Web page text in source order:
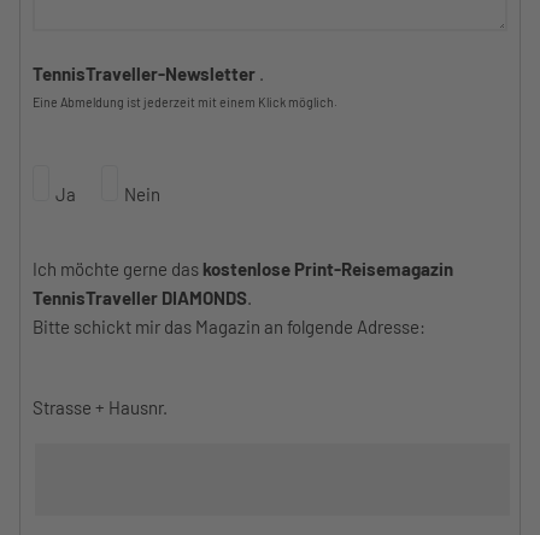
TennisTraveller-Newsletter
Eine Abmeldung ist jederzeit mit einem Klick möglich.
Ja Nein
Ich möchte gerne das kostenlose Print-Reisemagazin
TennisTraveller DIAMONDS.
Bitte schickt mir das Magazin an folgende Adresse:
Strasse + Hausnr.